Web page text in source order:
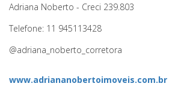
Adriana Noberto - Creci 239.803
Telefone: 11 945113428
@adriana_noberto_corretora
www.adriananobertoimoveis.com.br